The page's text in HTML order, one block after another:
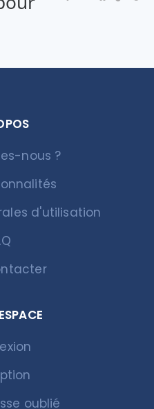
nous ?
d'utilisation
oublié